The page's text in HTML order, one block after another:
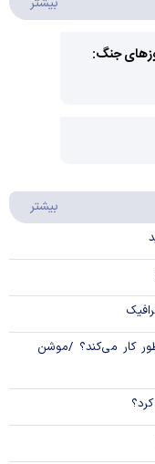
جنگ:
بیشتر
کار می‌کند؟ /موشن